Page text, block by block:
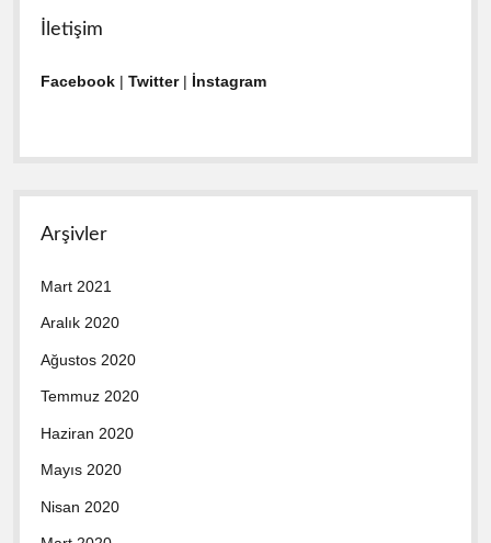
İletişim
Facebook |Twitter| İnstagram
Arşivler
Mart 2021
Aralık 2020
Ağustos 2020
Temmuz 2020
Haziran 2020
Mayıs 2020
Nisan 2020